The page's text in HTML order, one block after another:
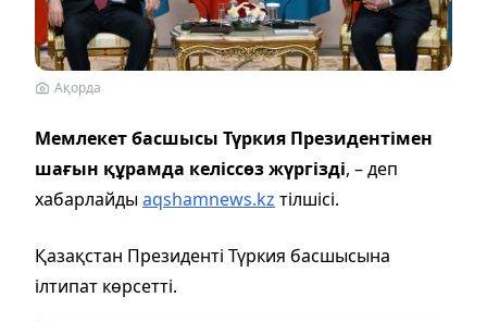
Ақорда
Мемлекет басшысы Түркия Президентімен
шағын құрамда келіссөз жүргізді, – деп
хабарлайдыaqshamnews.kz тілшісі.
Қазақстан Президенті Түркия басшысына
ілтипат көрсетті.